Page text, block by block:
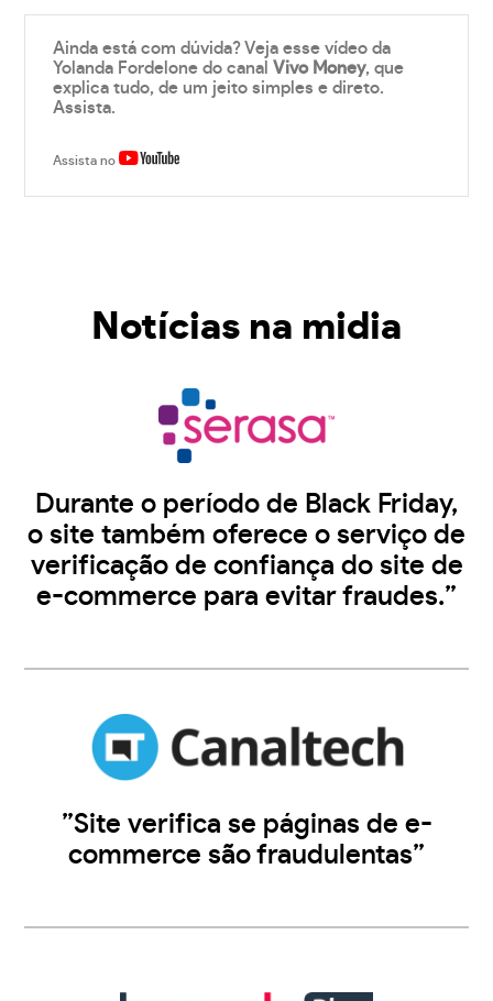
Ainda está com dúvida? Veja esse vídeo da
Yolanda Fordelone do canalVivo Money, que
explica tudo, de um jeito simples e direto.
Assista.
Assista no
Notícias na midia
Durante o período de Black Friday,
o site também oferece o serviço de
verificação de confiança do site de
e-commerce para evitar fraudes.”
”Site verifica se páginas de e-
commerce são fraudulentas”